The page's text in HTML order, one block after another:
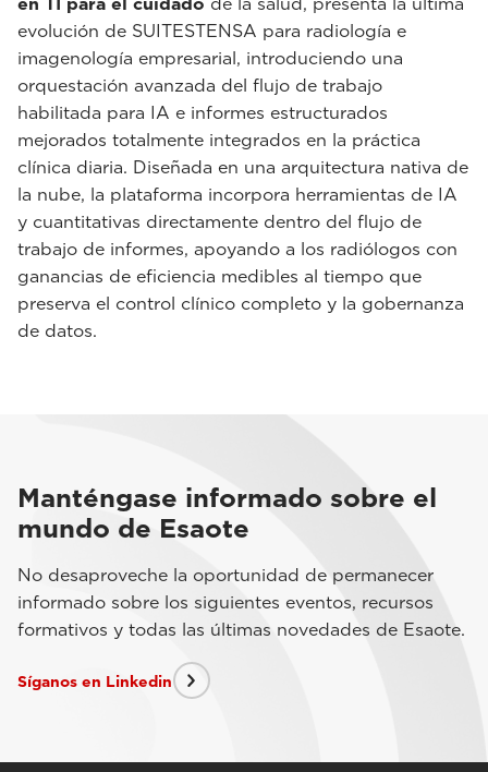
evolución de SUITESTENSA para radiología e
imagenología empresarial, introduciendo una
orquestación avanzada del flujo de trabajo
habilitada para IA e informes estructurados
mejorados totalmente integrados en la práctica
clínica diaria. Diseñada en una arquitectura nativa de
la nube, la plataforma incorpora herramientas de IA
y cuantitativas directamente dentro del flujo de
trabajo de informes, apoyando a los radiólogos con
ganancias de eficiencia medibles al tiempo que
preserva el control clínico completo y la gobernanza
de datos.
Manténgase informado sobre el
mundo de Esaote
No desaproveche la oportunidad de permanecer
informado sobre los siguientes eventos, recursos
formativos y todas las últimas novedades de Esaote.
Síganos en Linkedin